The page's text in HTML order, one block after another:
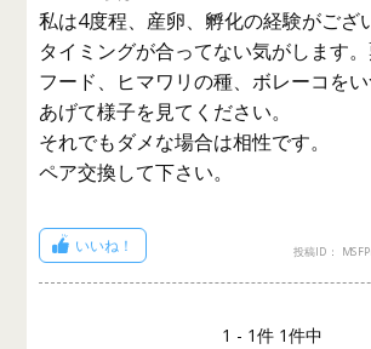
私は4度程、産卵、孵化の経験がござ
タイミングが合ってない気がします
フード、ヒマワリの種、ボレーコを
あげて様子を見てください。
それでもダメな場合は相性です。
ペア交換して下さい。
いいね！ 投稿ID：
1 - 1件 1件中